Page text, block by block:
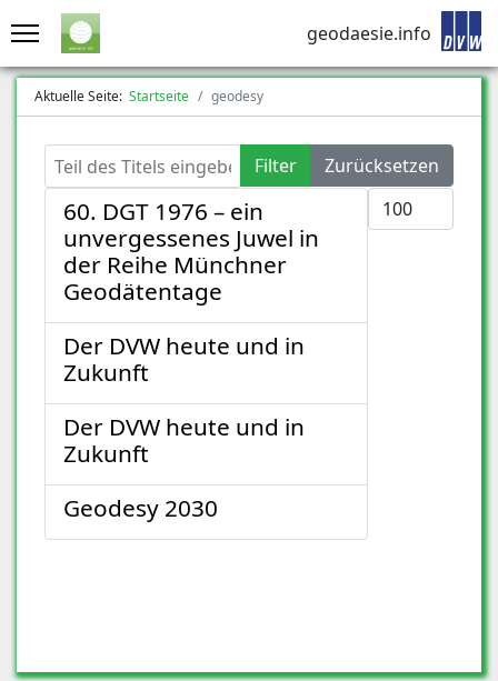
geodaesie.info
Aktuelle Seite: Startseite geodesy
Teil des Titels eingeben Filter
Zurücksetzen
Anzeige #
60. DGT 1976 – ein
unvergessenes Juwel in
der Reihe Münchner
Geodätentage
Der DVW heute und in
Zukunft
Der DVW heute und in
Zukunft
Geodesy 2030